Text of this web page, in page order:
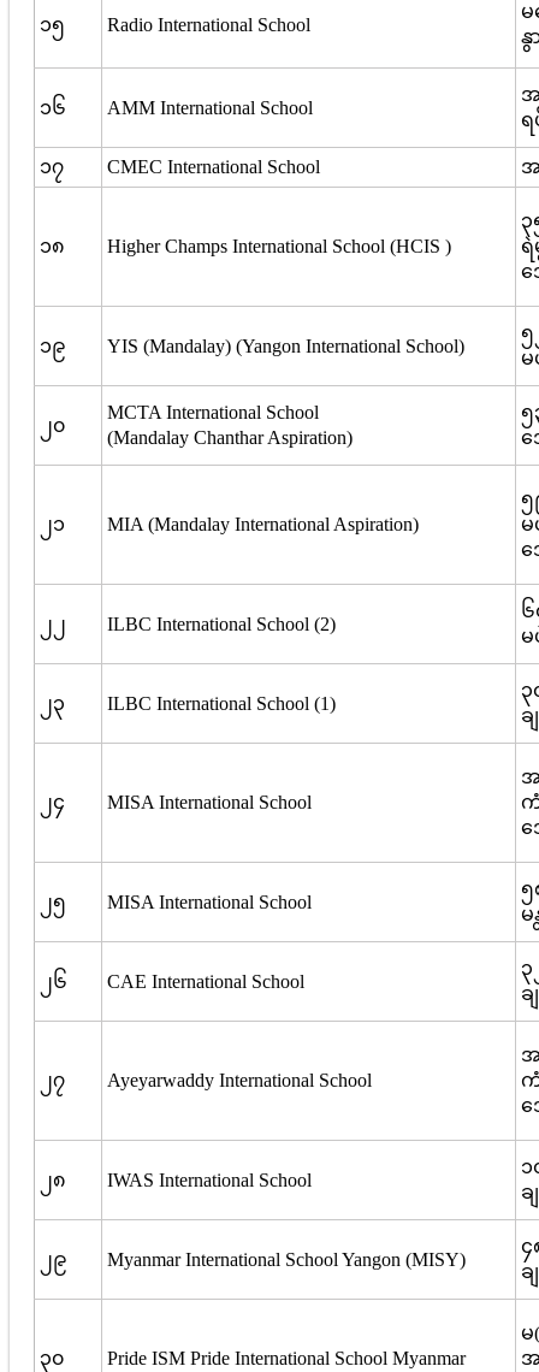
၁၅ Radio International School
မ
နွ
၁၆ AMM International School
အ
ရ
၁၇ CMEC International School
၁၈ Higher Champs International School (HCIS )
၃
ရဲ
ဒ
၁၉ YIS (Mandalay) (Yangon International School)
၅
မ
၂၀
MCTA International School
(Mandalay Chanthar Aspiration)
၅
အ
၂၁ MIA (Mandalay International Aspiration)
၅
မ
ဒ
၂၂ ILBC International School (2)
၆
မ
၂၃ ILBC International School (1)
၃
ခ
၂၄ MISA International School
အ
ကံ
ဒ
၂၅ MISA International School
၅
မ
၂၆ CAE International School
၃
ခ
၂၇ Ayeyarwaddy International School
အ
ကံ
ဒ
၂၈ IWAS International School
၁
ခ
၂၉ Myanmar International School Yangon (MISY)
၄
ခ
၃၀ Pride ISM Pride International School Myanmar
မ
အ